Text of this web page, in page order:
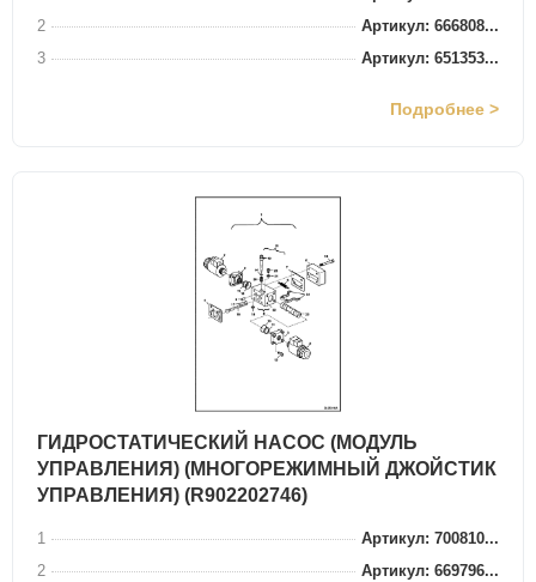
2
Артикул: 666808...
3
Артикул: 651353...
Подробнее >
ГИДРОСТАТИЧЕСКИЙ НАСОС (МОДУЛЬ
УПРАВЛЕНИЯ) (МНОГОРЕЖИМНЫЙ ДЖОЙСТИК
УПРАВЛЕНИЯ) (R902202746)
1
Артикул: 700810...
2
Артикул: 669796...